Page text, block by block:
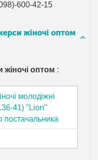
600-42-15
жіночі оптом
жіночі оптом :
молодіжні
41) "Lion"
постачальника